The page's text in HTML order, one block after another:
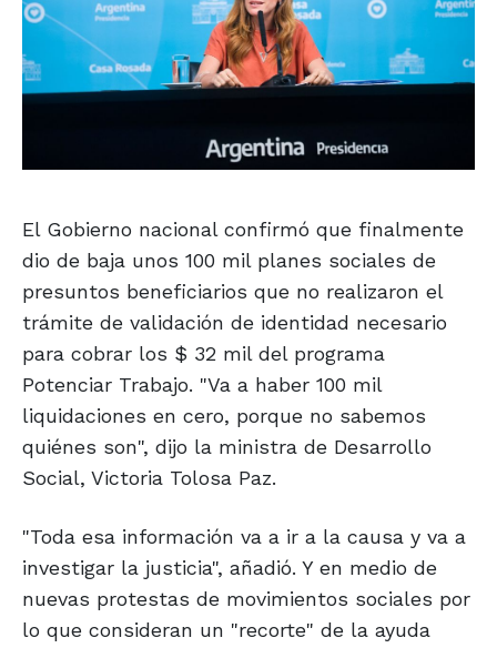
El Gobierno nacional confirmó que finalmente
dio de baja unos 100 mil planes sociales de
presuntos beneficiarios que no realizaron el
trámite de validación de identidad necesario
para cobrar los $ 32 mil del programa
Potenciar Trabajo. "Va a haber 100 mil
liquidaciones en cero, porque no sabemos
quiénes son", dijo la ministra de Desarrollo
Social, Victoria Tolosa Paz.
"Toda esa información va a ir a la causa y va a
investigar la justicia", añadió. Y en medio de
nuevas protestas de movimientos sociales por
lo que consideran un "recorte" de la ayuda